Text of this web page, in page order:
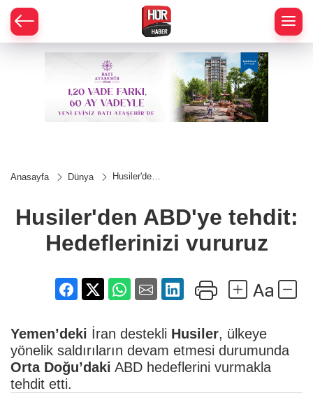
Anasayfa Dünya
Husiler'den
Hedeflerinizi
vururuz
Husiler'den ABD'ye tehdit:
Hedeflerinizi vururuz
Yemen’deki İran destekli Husiler, ülkeye
yönelik saldırıların devam etmesi durumunda
Orta Doğu’daki ABD hedeflerini vurmakla
tehdit etti.